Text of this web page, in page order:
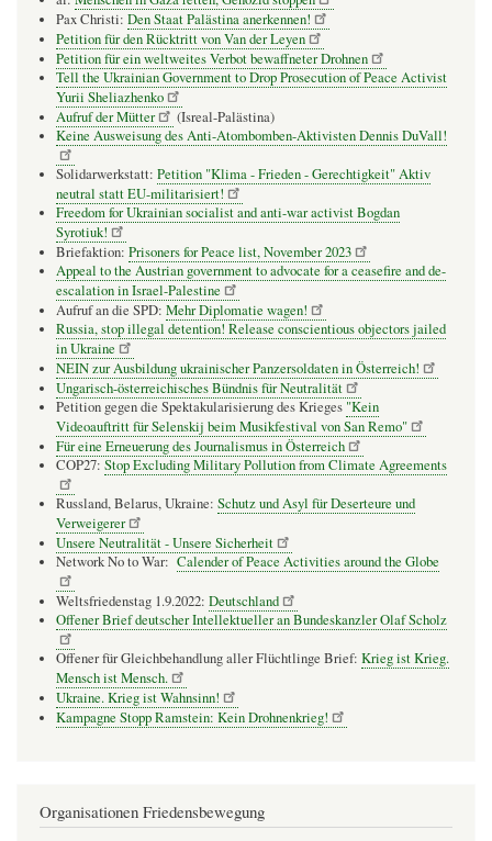
Pax Christi: Den Staat Palästina anerkennen!
Petition für den Rücktritt von Van der Leyen
Petition für ein weltweites Verbot bewaffneter Drohnen
Tell the Ukrainian Government to Drop Prosecution of Peace Activist
Yurii Sheliazhenko
Aufruf der Mütter
(Isreal-Palästina)
Keine Ausweisung des Anti-Atombomben-Aktivisten Dennis DuVall!
Solidarwerkstatt: Petition "Klima - Frieden - Gerechtigkeit" Aktiv
neutral statt EU-militarisiert!
Freedom for Ukrainian socialist and anti-war activist Bogdan
Syrotiuk!
Briefaktion: Prisoners for Peace list, November 2023
Appeal to the Austrian government to advocate for a ceasefire and de-
escalation in Israel-Palestine
Aufruf an die SPD: Mehr Diplomatie wagen!
Russia, stop illegal detention! Release conscientious objectors jailed
in Ukraine
NEIN zur Ausbildung ukrainischer Panzersoldaten in Österreich!
Ungarisch-österreichisches Bündnis für Neutralität
Petition gegen die Spektakularisierung des Krieges "Kein
Videoauftritt für Selenskij beim Musikfestival von San Remo"
Für eine Erneuerung des Journalismus in Österreich
COP27: Stop Excluding Military Pollution from Climate Agreements
Russland, Belarus, Ukraine: Schutz und Asyl für Deserteure und
Verweigerer
Unsere Neutralität - Unsere Sicherheit
Network No to War: Calender of Peace Activities around the Globe
Weltsfriedenstag 1.9.2022: Deutschland
Offener Brief deutscher Intellektueller an Bundeskanzler Olaf Scholz
Offener für Gleichbehandlung aller Flüchtlinge Brief: Krieg ist Krieg.
Mensch ist Mensch.
Ukraine. Krieg ist Wahnsinn!
Kampagne Stopp Ramstein: Kein Drohnenkrieg!
Organisationen Friedensbewegung